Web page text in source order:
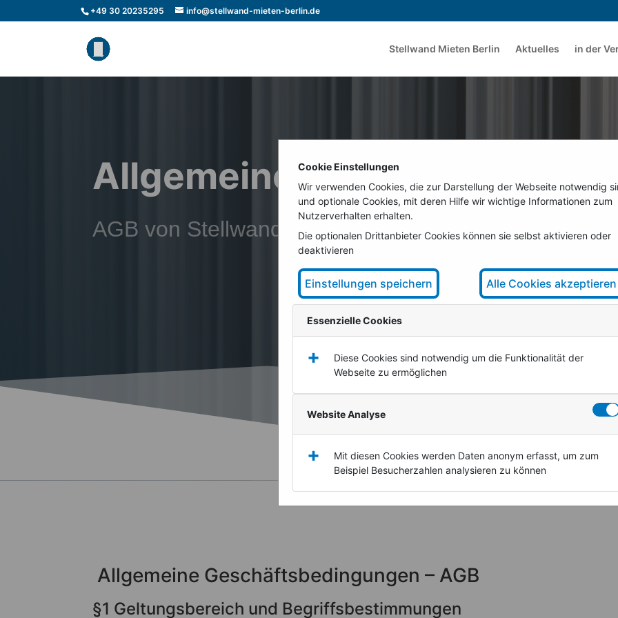
Cookie Einstellungen
Wir verwenden Cookies, die zur Darstellung der Webseite notwendig
und optionale Cookies, mit deren Hilfe wir wichtige Informationen zum
Nutzerverhalten erhalten.
Die optionalen Drittanbieter Cookies können sie selbst aktivieren oder
deaktivieren
Einstellungen speichern Alle Cookies akzeptieren
Essenzielle Cookies
+
Diese Cookies sind notwendig um die Funktionalität der
Webseite zu ermöglichen
Website Analyse
+
Mit diesen Cookies werden Daten anonym erfasst, um zum
Beispiel Besucherzahlen analysieren zu können
+49 30 20235295 info@stellwand-mieten-berlin.de
Stellwand Mieten Berlin Aktuelles in der
Allgemeine
AGB von Stellwand-mieten-Berlin.de
Telefon +49 30
Allgemeine Geschäftsbedingungen – AGB
§1 Geltungsbereich und Begriffsbestimmungen